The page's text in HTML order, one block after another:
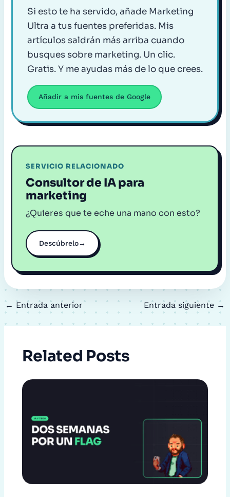
Si esto te ha servido, añade Marketing
Ultra a tus fuentes preferidas. Mis
artículos saldrán más arriba cuando
busques sobre marketing. Un clic.
Gratis. Y me ayudas más de lo que crees.
Añadir a mis fuentes de Google
SERVICIO RELACIONADO
Consultor de IA para
marketing
¿Quieres que te eche una mano con esto?
Descúbrelo→
← Entrada anterior Entrada siguiente →
Related Posts